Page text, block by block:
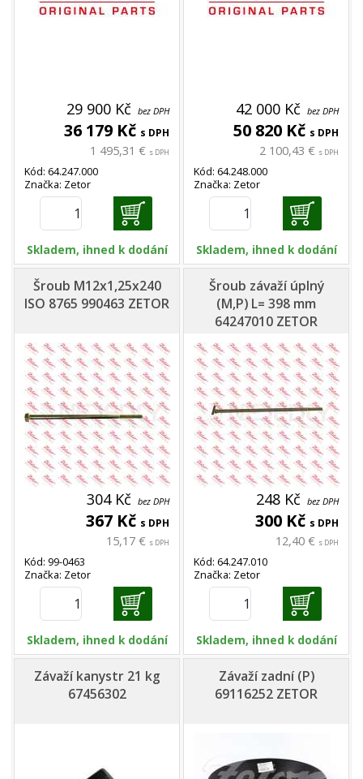
29 900 Kč bez DPH
36 179 Kč s DPH
1 495,31 € s DPH
Kód: 64.247.000
Značka: Zetor
Skladem, ihned k dodání
42 000 Kč bez DPH
50 820 Kč s DPH
2 100,43 € s DPH
Kód: 64.248.000
Značka: Zetor
Skladem, ihned k dodání
Šroub M12x1,25x240
ISO 8765 990463 ZETOR
304 Kč bez DPH
367 Kč s DPH
15,17 € s DPH
Kód: 99-0463
Značka: Zetor
Skladem, ihned k dodání
Šroub závaží úplný
(M,P) L= 398 mm
64247010 ZETOR
248 Kč bez DPH
300 Kč s DPH
12,40 € s DPH
Kód: 64.247.010
Značka: Zetor
Skladem, ihned k dodání
Závaží kanystr 21 kg
67456302
Závaží zadní (P)
69116252 ZETOR